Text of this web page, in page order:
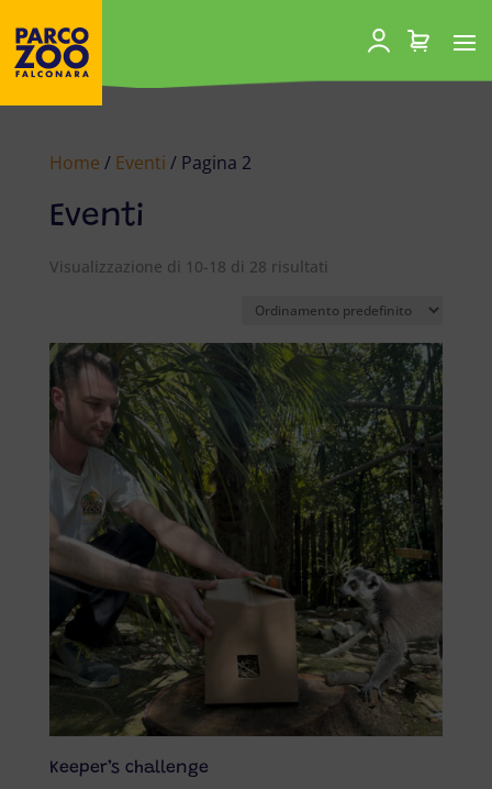
Home / Eventi / Pagina 2
Eventi
Visualizzazione di 10-18 di 28 risultati
Keeper’s challenge